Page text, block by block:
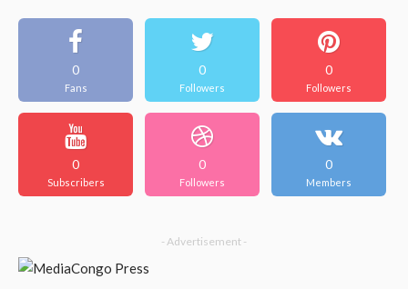
0
Fans
0
Followers
0
Followers
0
Subscribers
0
Followers
0
Members
- Advertisement -